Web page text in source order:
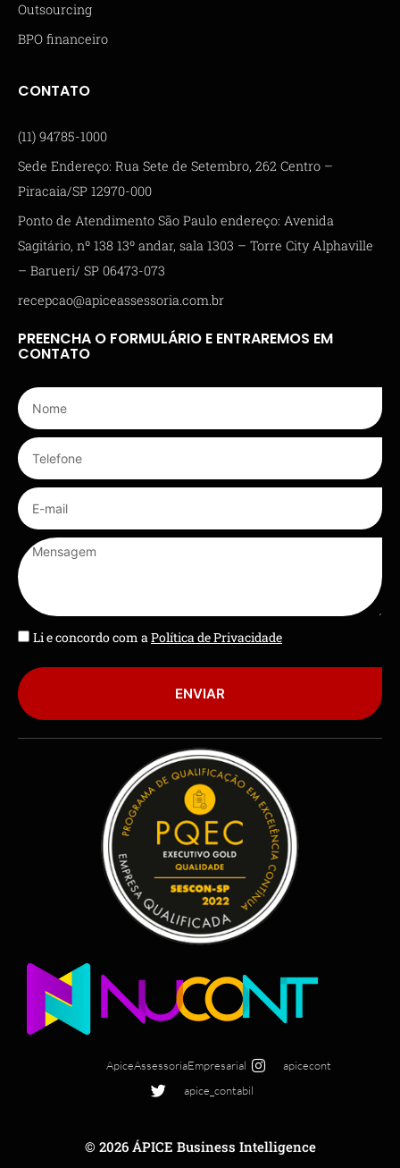
Outsourcing
BPO financeiro
CONTATO
(11) 94785-1000
Sede Endereço: Rua Sete de Setembro, 262 Centro –
Piracaia/SP 12970-000
Ponto de Atendimento São Paulo endereço: Avenida
Sagitário, nº 138 13º andar, sala 1303 – Torre City Alphaville
– Barueri/ SP 06473-073
recepcao@apiceassessoria.com.br
PREENCHA O FORMULÁRIO E ENTRAREMOS EM
CONTATO
Li e concordo com aPolítica de Privacidade
ENVIAR
ApiceAssessoriaEmpresarial
apicecont
apice_contabil
© 2026 ÁPICE Business Intelligence